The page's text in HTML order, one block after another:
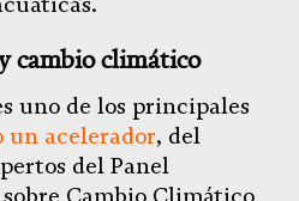
cambio climático
uno de los principales
un acelerador, del
del Panel